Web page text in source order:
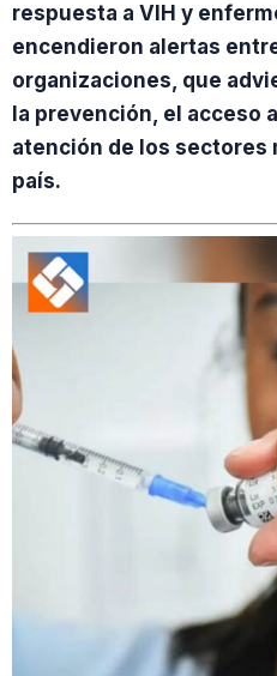
respuesta a VIH y
encendieron alertas
organizaciones, que
la prevención, el acceso
atención de los sectores
país.